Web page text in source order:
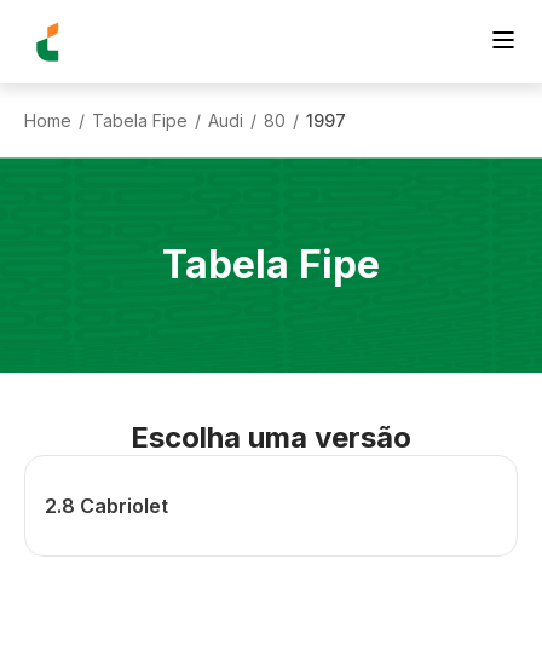
Home / Tabela Fipe / Audi / 80 / 1997
Tabela Fipe
Escolha uma versão
2.8 Cabriolet